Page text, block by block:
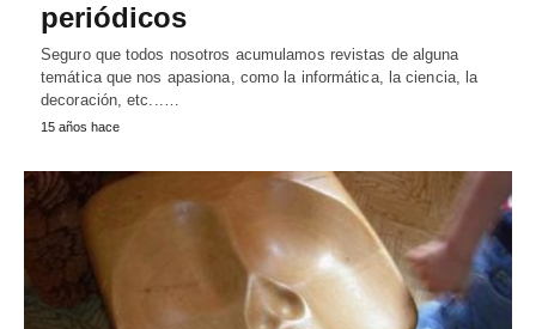
periódicos
Seguro que todos nosotros acumulamos revistas de alguna
temática que nos apasiona, como la informática, la ciencia, la
decoración, etc...…
15 años hace